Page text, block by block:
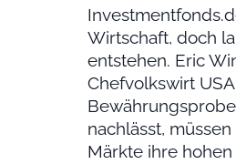
Wirtschaft, doch
entstehen. Eric
Chefvolkswirt
nachlässt,
Märkte ihre